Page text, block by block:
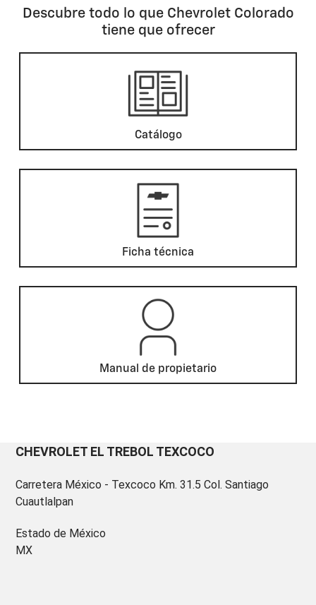
Descubre todo lo que Chevrolet Colorado
tiene que ofrecer
Catálogo
Ficha técnica
Manual de propietario